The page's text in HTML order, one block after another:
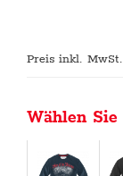
Preis inkl. MwSt.
Wählen